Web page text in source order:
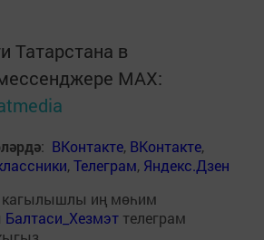
Татарстана в
MАХ:
: ВКонтакте, ВКонтакте,
,Телеграм, Яндекс.Дзен
иң мөһим
Балтаси_Хезмэт телеграм